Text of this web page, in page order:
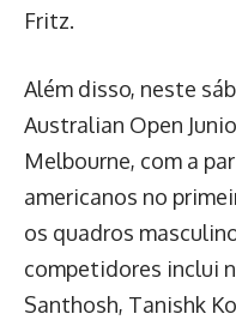
Fritz.
Além disso, neste
Australian Open
Melbourne, com a
americanos no
os quadros
competidores inclui
Santhosh, Tanishk